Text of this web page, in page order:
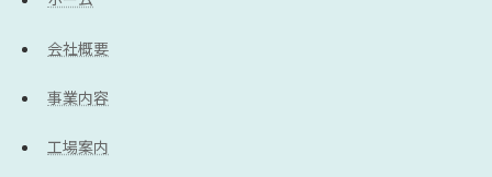
会社概要
事業内容
工場案内